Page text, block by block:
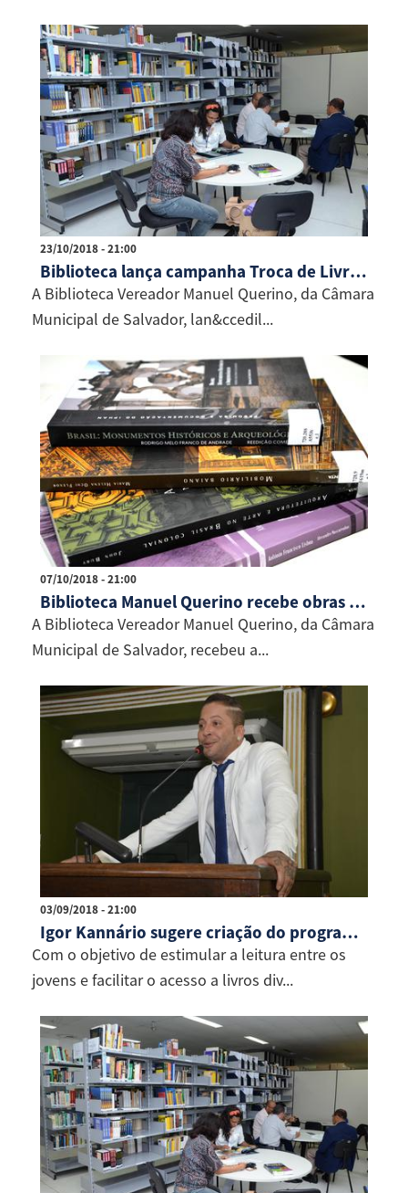
23/10/2018 - 21:00
Biblioteca lança campanha Troca de Livros e Conhecimento
A Biblioteca Vereador Manuel Querino, da Câmara
Municipal de Salvador, lan&ccedil...
07/10/2018 - 21:00
Biblioteca Manuel Querino recebe obras do Iphan
A Biblioteca Vereador Manuel Querino, da Câmara
Municipal de Salvador, recebeu a...
03/09/2018 - 21:00
Igor Kannário sugere criação do programa Biblioteca Popular
Com o objetivo de estimular a leitura entre os
jovens e facilitar o acesso a livros div...